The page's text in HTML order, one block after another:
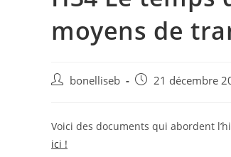
moyens de
bonelliseb 21 décembre
Voici des documents qui abordent
ici !